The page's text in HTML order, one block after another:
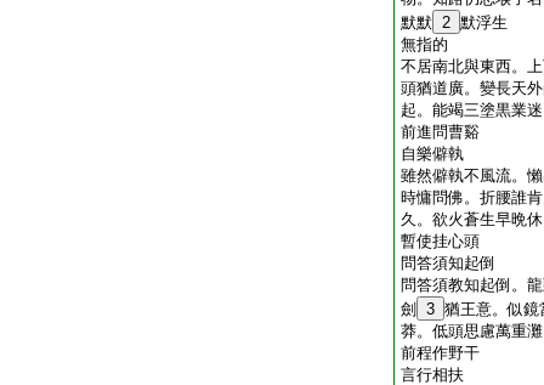
默默 2 默浮生
無指的
不居南北與東西。
頭猶道廣。變長天
起。能竭三塗黒業
前進問曹谿
自樂僻執
雖然僻執不風流。
時慵問佛。折腰誰
久。欲火蒼生早晩
暫使挂心頭
問答須知起倒
問答須教知起倒。
劍
3 猶王意。似鏡
莽。低頭思慮萬重
前程作野干
言行相扶